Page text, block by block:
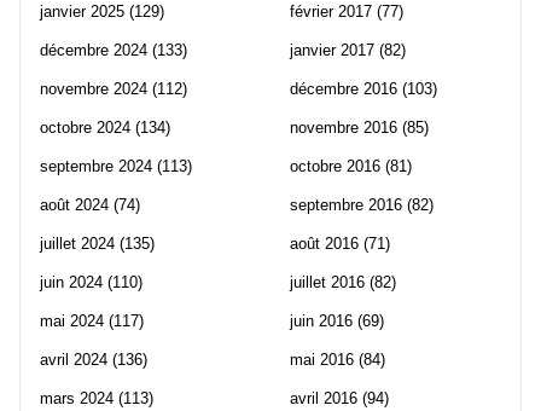
janvier 2025 (129)
décembre 2024 (133)
novembre 2024 (112)
octobre 2024 (134)
septembre 2024 (113)
août 2024 (74)
juillet 2024 (135)
juin 2024 (110)
mai 2024 (117)
avril 2024 (136)
mars 2024 (113)
février 2017 (77)
janvier 2017 (82)
décembre 2016 (103)
novembre 2016 (85)
octobre 2016 (81)
septembre 2016 (82)
août 2016 (71)
juillet 2016 (82)
juin 2016 (69)
mai 2016 (84)
avril 2016 (94)